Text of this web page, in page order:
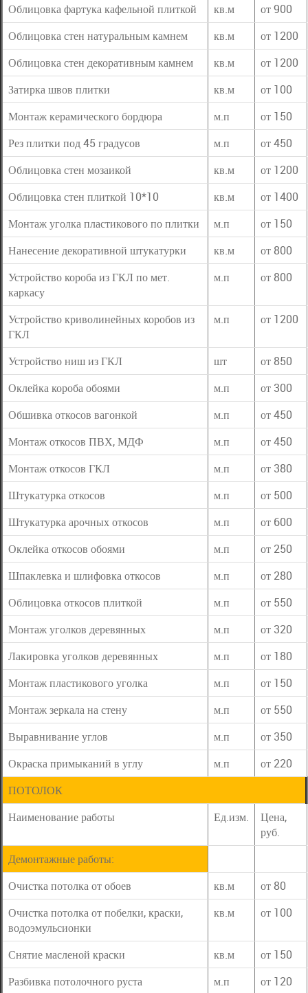
Облицовка фартука кафельной плиткой кв.м
от 900
Облицовка стен натуральным камнем
кв.м
от 1200
Облицовка стен декоративным камнем
кв.м
от 1200
Затирка швов плитки
кв.м
от 100
Монтаж керамического бордюра
м.п
от 150
Рез плитки под 45 градусов
м.п
от 450
Облицовка стен мозаикой
кв.м
от 1200
Облицовка стен плиткой 10*10
кв.м
от 1400
Монтаж уголка пластикового по плитки
м.п
от 150
Нанесение декоративной штукатурки
кв.м
от 800
Устройство короба из ГКЛ по мет.
каркасу
м.п от 800
Устройство криволинейных коробов из
ГКЛ
м.п от 1200
Устройство ниш из ГКЛ шт
от 850
Оклейка короба обоями
м.п
от 300
Обшивка откосов вагонкой
м.п
от 450
Монтаж откосов ПВХ, МДФ
м.п
от 450
Монтаж откосов ГКЛ
м.п
от 380
Штукатурка откосов
м.п
от 500
Штукатурка арочных откосов
м.п
от 600
Оклейка откосов обоями
м.п
от 250
Шпаклевка и шлифовка откосов
м.п
от 280
Облицовка откосов плиткой
м.п
от 550
Монтаж уголков деревянных
м.п
от 320
Лакировка уголков деревянных
м.п
от 180
Монтаж пластикового уголка
м.п
от 150
Монтаж зеркала на стену
м.п
от 550
Выравнивание углов
м.п
от 350
Окраска примыканий в углу
м.п
от 220
ПОТОЛОК
Наименование работы
Ед.изм.
Цена,
руб.
Демонтажные работы:
Очистка потолка от обоев
кв.м
от 80
Очистка потолка от побелки, краски,
водоэмульсионки
кв.м от 100
Снятие масленой краски кв.м
от 150
Разбивка потолочного руста
м.п
от 120